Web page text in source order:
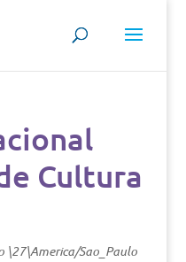
Cultura
\27\America/Sao_Paulo